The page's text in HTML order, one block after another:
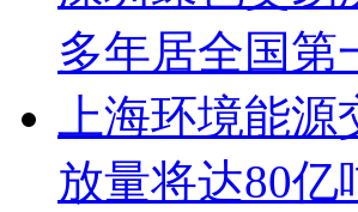
多年居全国第
上海环境能
放量将达80亿